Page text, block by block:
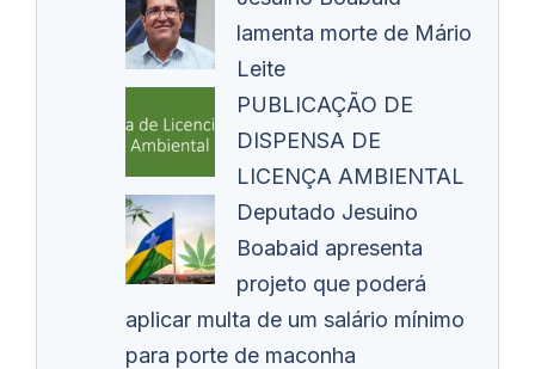
lamenta morte de Mário
Leite
PUBLICAÇÃO DE
DISPENSA DE
LICENÇA AMBIENTAL
Deputado Jesuino
Boabaid apresenta
projeto que poderá
aplicar multa de um salário mínimo
para porte de maconha